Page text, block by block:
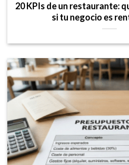
20 KPIs de un restaurante:
si tu negocio es